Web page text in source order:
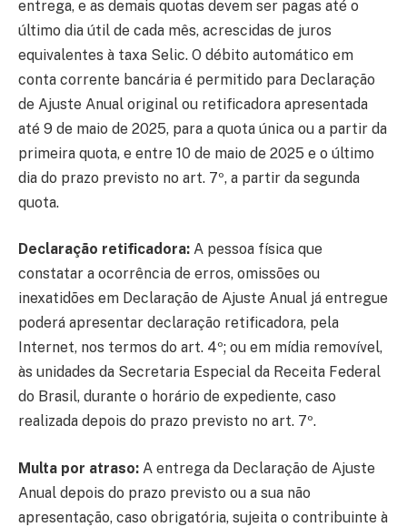
entrega, e as demais quotas devem ser pagas até o
último dia útil de cada mês, acrescidas de juros
equivalentes à taxa Selic. O débito automático em
conta corrente bancária é permitido para Declaração
de Ajuste Anual original ou retificadora apresentada
até 9 de maio de 2025, para a quota única ou a partir da
primeira quota, e entre 10 de maio de 2025 e o último
dia do prazo previsto no art. 7º, a partir da segunda
quota.
Declaração retificadora: A pessoa física que
constatar a ocorrência de erros, omissões ou
inexatidões em Declaração de Ajuste Anual já entregue
poderá apresentar declaração retificadora, pela
Internet, nos termos do art. 4º; ou em mídia removível,
às unidades da Secretaria Especial da Receita Federal
do Brasil, durante o horário de expediente, caso
realizada depois do prazo previsto no art. 7º.
Multa por atraso: A entrega da Declaração de Ajuste
Anual depois do prazo previsto ou a sua não
apresentação, caso obrigatória, sujeita o contribuinte à